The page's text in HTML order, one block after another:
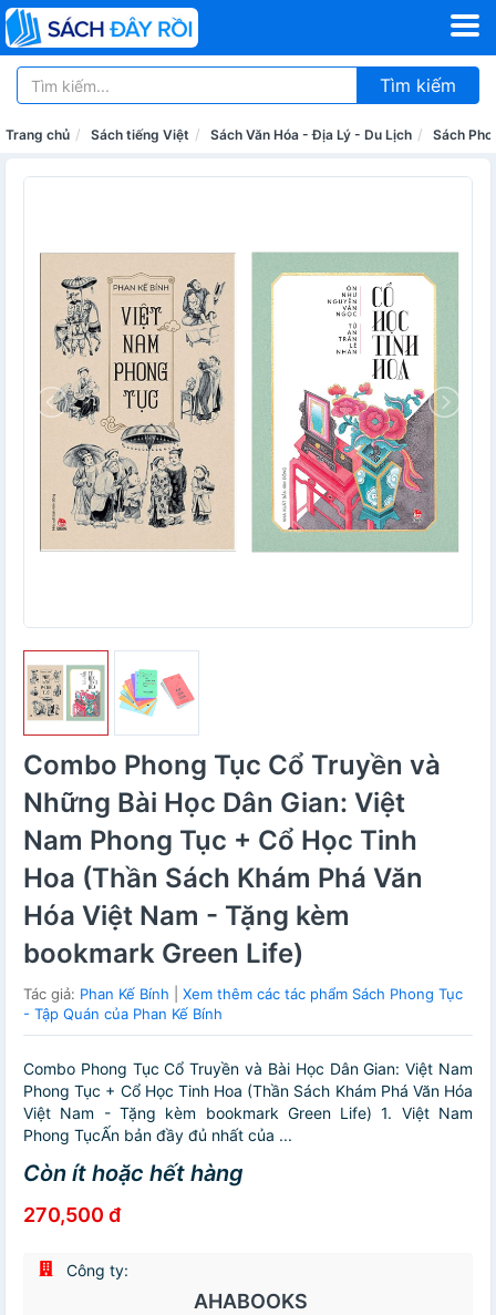
Tìm kiếm
Trang chủ Sách tiếng Việt Sách Văn Hóa - Địa Lý - Du Lịch Sách
Combo Phong Tục Cổ Truyền và
Những Bài Học Dân Gian: Việt
Nam Phong Tục + Cổ Học Tinh
Hoa (Thần Sách Khám Phá Văn
Hóa Việt Nam - Tặng kèm
bookmark Green Life)
Tác giả: Phan Kế Bính
Xem thêm các tác phẩm Sách Phong Tục
- Tập Quán của Phan Kế Bính
Combo Phong Tục Cổ Truyền và Bài Học Dân Gian: Việt Nam
Phong Tục + Cổ Học Tinh Hoa (Thần Sách Khám Phá Văn Hóa
Việt Nam - Tặng kèm bookmark Green Life) 1. Việt Nam
Phong TụcẤn bản đầy đủ nhất của ...
Còn ít hoặc hết hàng
270,500 đ
Công ty:
AHABOOKS